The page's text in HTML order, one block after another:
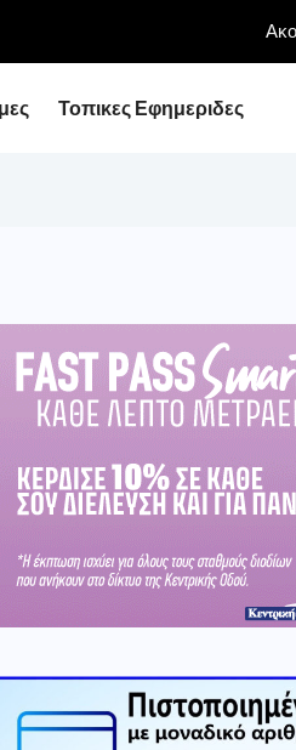
Συνάντηση του
Τοπικες Εφημεριδες